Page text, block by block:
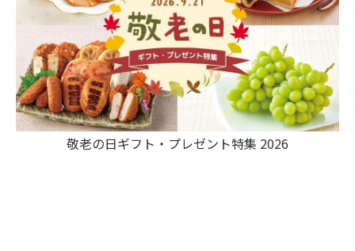
敬老の日ギフト・プレゼント特集 2026